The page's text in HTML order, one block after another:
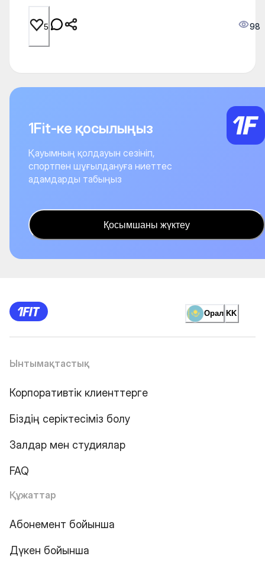
5 98
1Fit-ке қосылыңыз
Қауымның қолдауын сезініп,
спортпен шұғылдануға ниеттес
адамдарды табыңыз
Қосымшаны жүктеу
Орал KK
Ынтымақтастық
Корпоративтік клиенттерге
Біздің серіктесіміз болу
Залдар мен студиялар
FAQ
Құжаттар
Абонемент бойынша
Дүкен бойынша